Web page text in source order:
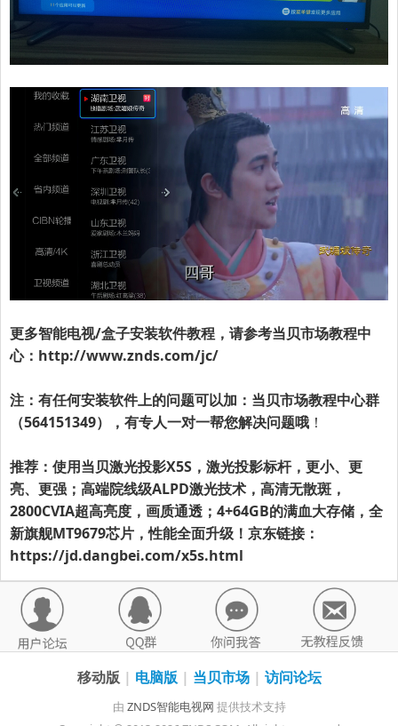
更多智能电视/盒子安装软件教程，请参考当贝市场教程中
心： http://www.znds.com/jc/
注：有任何安装软件上的问题可以加：当贝市场教程中心群
（564151349），有专人一对一帮您解决问题哦 ！
推荐：使用当贝激光投影X5S，激光投影标杆，更小、更
亮、更强；高端院线级ALPD激光技术，高清无散斑，
2800CVIA超高亮度，画质通透；4+64GB的满血大存储，全
新旗舰MT9679芯片，性能全面升级！京东链接：
https://jd.dangbei.com/x5s.html
移动版 | 电脑版 | 当贝市场 | 访问论坛
由 ZNDS智能电视网 提供技术支持